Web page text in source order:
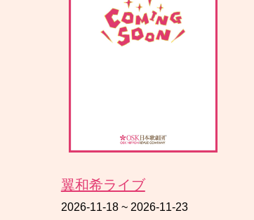
翼和希ライブ
2026-11-18 ~ 2026-11-23